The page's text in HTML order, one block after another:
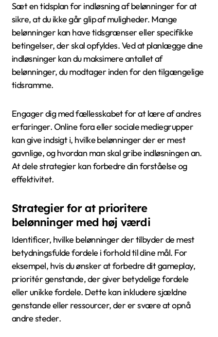
Sæt en tidsplan for indløsning af belønninger for at
sikre, at du ikke går glip af muligheder. Mange
belønninger kan have tidsgrænser eller specifikke
betingelser, der skal opfyldes. Ved at planlægge dine
indløsninger kan du maksimere antallet af
belønninger, du modtager inden for den tilgængelige
tidsramme.
Engager dig med fællesskabet for at lære af andres
erfaringer. Online fora eller sociale mediegrupper
kan give indsigt i, hvilke belønninger der er mest
gavnlige, og hvordan man skal gribe indløsningen an.
At dele strategier kan forbedre din forståelse og
effektivitet.
Strategier for at prioritere
belønninger med høj værdi
Identificer, hvilke belønninger der tilbyder de mest
betydningsfulde fordele i forhold til dine mål. For
eksempel, hvis du ønsker at forbedre dit gameplay,
prioritér genstande, der giver betydelige fordele
eller unikke fordele. Dette kan inkludere sjældne
genstande eller ressourcer, der er svære at opnå
andre steder.